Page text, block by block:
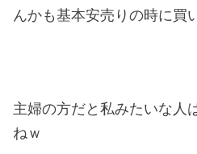
んかも基本安売りの時に買
主婦の方だと私みたいな人
ねｗ